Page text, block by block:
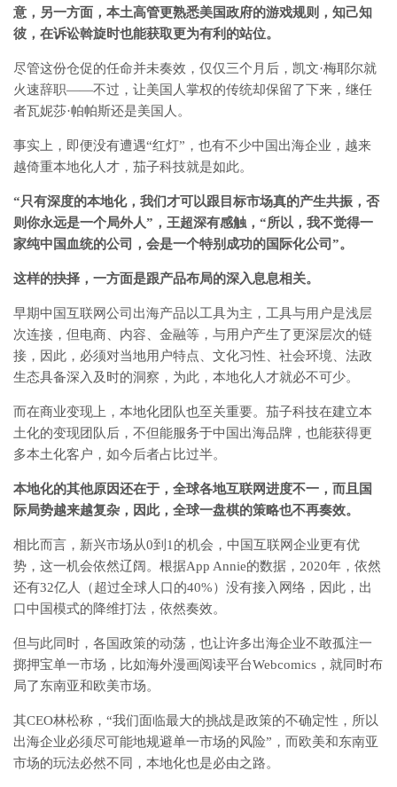
意，另一方面，本土高管更熟悉美国政府的游戏规则，知己知
彼，在诉讼斡旋时也能获取更为有利的站位。
尽管这份仓促的任命并未奏效，仅仅三个月后，凯文·梅耶尔就
火速辞职——不过，让美国人掌权的传统却保留了下来，继任
者瓦妮莎·帕帕斯还是美国人。
事实上，即便没有遭遇“红灯”，也有不少中国出海企业，越来
越倚重本地化人才，茄子科技就是如此。
“只有深度的本地化，我们才可以跟目标市场真的产生共振，否
则你永远是一个局外人”，王超深有感触，“所以，我不觉得一
家纯中国血统的公司，会是一个特别成功的国际化公司”。
这样的抉择，一方面是跟产品布局的深入息息相关。
早期中国互联网公司出海产品以工具为主，工具与用户是浅层
次连接，但电商、内容、金融等，与用户产生了更深层次的链
接，因此，必须对当地用户特点、文化习性、社会环境、法政
生态具备深入及时的洞察，为此，本地化人才就必不可少。
而在商业变现上，本地化团队也至关重要。茄子科技在建立本
土化的变现团队后，不但能服务于中国出海品牌，也能获得更
多本土化客户，如今后者占比过半。
本地化的其他原因还在于，全球各地互联网进度不一，而且国
际局势越来越复杂，因此，全球一盘棋的策略也不再奏效。
相比而言，新兴市场从0到1的机会，中国互联网企业更有优
势，这一机会依然辽阔。根据App Annie的数据，2020年，依然
还有32亿人（超过全球人口的40%）没有接入网络，因此，出
口中国模式的降维打法，依然奏效。
但与此同时，各国政策的动荡，也让许多出海企业不敢孤注一
掷押宝单一市场，比如海外漫画阅读平台Webcomics，就同时布
局了东南亚和欧美市场。
其CEO林松称，“我们面临最大的挑战是政策的不确定性，所以
出海企业必须尽可能地规避单一市场的风险”，而欧美和东南亚
市场的玩法必然不同，本地化也是必由之路。